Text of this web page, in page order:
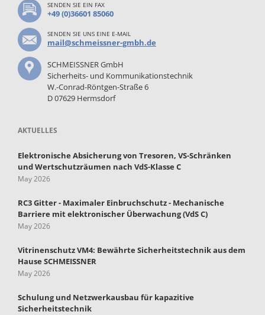
SENDEN SIE EIN FAX
+49 (0)36601 85060
SENDEN SIE UNS EINE E-MAIL
mail@schmeissner-gmbh.de
SCHMEISSNER GmbH
Sicherheits- und Kommunikationstechnik
W.-Conrad-Röntgen-Straße 6
D 07629 Hermsdorf
AKTUELLES
Elektronische Absicherung von Tresoren, VS-Schränken
und Wertschutzräumen nach VdS-Klasse C
May 2026
RC3 Gitter - Maximaler Einbruchschutz - Mechanische
Barriere mit elektronischer Überwachung (VdS C)
May 2026
Vitrinenschutz VM4: Bewährte Sicherheitstechnik aus dem
Hause SCHMEISSNER
May 2026
Schulung und Netzwerkausbau für kapazitive
Sicherheitstechnik